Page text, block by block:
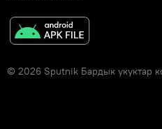
© 2026 Sputnik Бардык укуктар